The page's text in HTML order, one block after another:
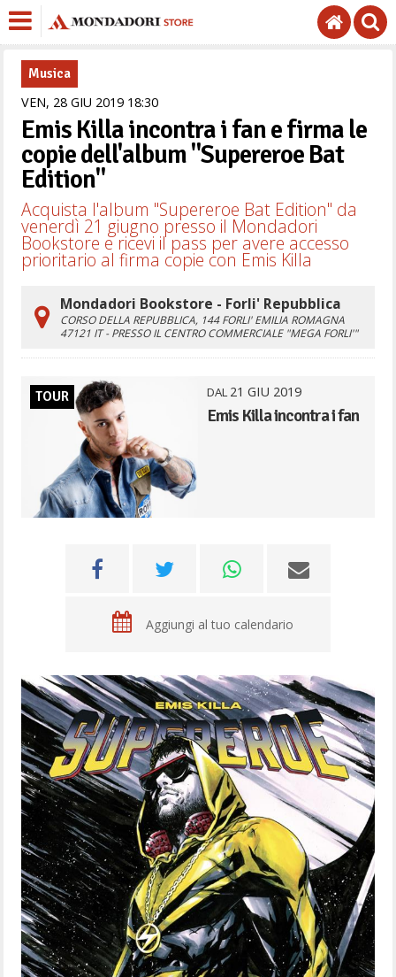
Musica
VEN, 28 GIU 2019 1830
Emis Killa incontra i fan e firma le
copie dell'album "Supereroe Bat
Edition"
Acquista l'album "Supereroe Bat Edition" da
venerdì 21 giugno presso il Mondadori
Bookstore e ricevi il pass per avere accesso
prioritario al firma copie con Emis Killa
Mondadori Bookstore - Forli' Repubblica
CORSO DELLA REPUBBLICA, 144FORLI' EMILIA ROMAGNA
47121 IT - PRESSO IL CENTRO COMMERCIALE "MEGA FORLI'"
TOUR DAL21 GIU 2019
Emis Killa incontra i fan
Aggiungi al tuo calendario